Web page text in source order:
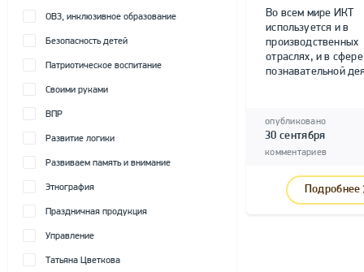
ОВЗ, инклюзивное образование
Безопасность детей
Патриотическое воспитание
Своими руками
ВПР
Развитие логики
Развиваем память и внимание
Этнография
Праздничная продукция
Управление
Татьяна Цветкова
Во всем мире ИКТ
используется и в
производственных
отраслях, и в сфере
познавательной
опубликовано
30 сентября
комментариев
Подробнее